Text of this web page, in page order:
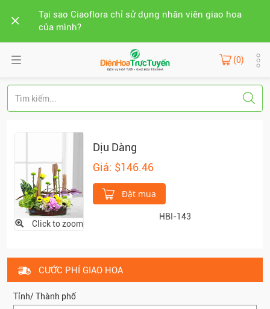
Tại sao Ciaoflora chỉ sử dụng nhân viên giao hoa
của mình?
(0)
Click to zoom
Dịu Dàng
Giá: $146.46
Đặt mua
HBI-143
CƯỚC PHÍ GIAO HOA
Tỉnh/ Thành phố